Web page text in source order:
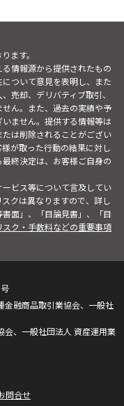
ます。
情報源から提供されたもの
ついて意見を表明し、また
売却、デリバティブ取引、
ん。また、過去の実績や予
ません。提供する情報等は
は削除されることがござい
が取った行動の結果に対し
終決定は、お客様ご自身の
ビス等について言及してい
クは異なりますので、詳し
面」、「目論見書」、「目
スク・手数料などの重要事項
金融商品取引業協会、一般社
会、一般社団法人 資産運用業
問合せ